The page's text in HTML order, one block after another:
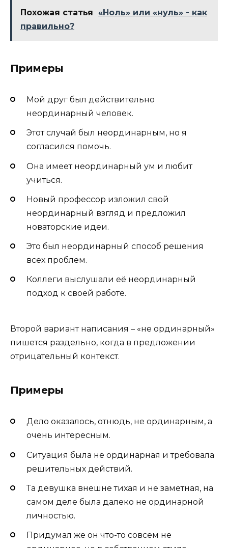
Похожая статья
«Ноль» или «нуль» - как
правильно?
Примеры
Мой друг был действительно
неординарный человек.
Этот случай был неординарным, но я
согласился помочь.
Она имеет неординарный ум и любит
учиться.
Новый профессор изложил свой
неординарный взгляд и предложил
новаторские идеи.
Это был неординарный способ решения
всех проблем.
Коллеги выслушали её неординарный
подход к своей работе.
Второй вариант написания – «не ординарный»
пишется раздельно, когда в предложении
отрицательный контекст.
Примеры
Дело оказалось, отнюдь, не ординарным, а
очень интересным.
Ситуация была не ординарная и требовала
решительных действий.
Та девушка внешне тихая и не заметная, на
самом деле была далеко не ординарной
личностью.
Придумал же он что-то совсем не